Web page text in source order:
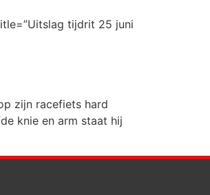
tijdrit 25 juni
zijn racefiets hard
knie en arm staat hij